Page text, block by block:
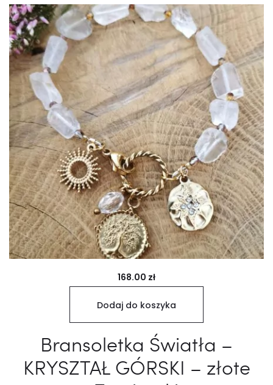
168.00 zł
Dodaj do koszyka
Bransoletka Światła –
KRYSZTAŁ GÓRSKI – złote